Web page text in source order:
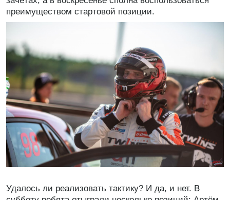
преимуществом стартовой позиции.
Удалось ли реализовать тактику? И да, и нет. В